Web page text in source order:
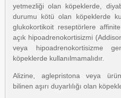
yetmezliği olan köpeklerde,
durumu kötü olan köpeklerde
glukokortikoit reseptörlere
açık hipoadrenokortisizmi
veya hipoadrenokortisizme
köpeklerde kullanılmamalıdır.
Alizine, aglepristona veya
bilinen aşırı duyarlılığı olan